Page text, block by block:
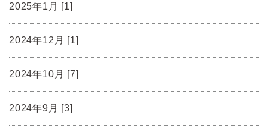
2025年1月 [1]
2024年12月 [1]
2024年10月 [7]
2024年9月 [3]